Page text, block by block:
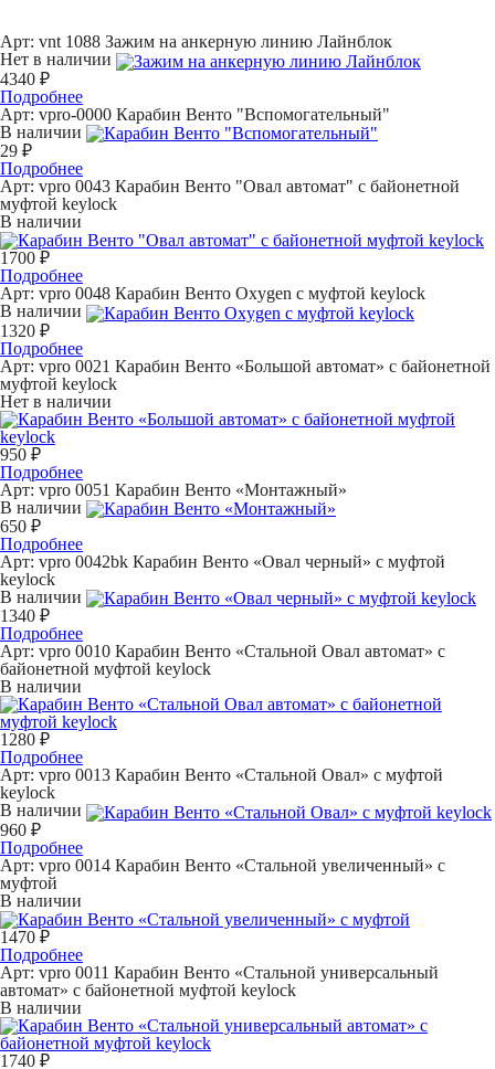
Арт: vnt 1088 Зажим на анкерную линию Лайнблок
Нет в наличии
4340 ₽
Подробнее
Арт: vpro-0000 Карабин Венто "Вспомогательный"
В наличии
29 ₽
Подробнее
Арт: vpro 0043 Карабин Венто "Овал автомат" с байонетной
муфтой keylock
В наличии
1700 ₽
Подробнее
Арт: vpro 0048 Карабин Венто Oxygen с муфтой keylock
В наличии
1320 ₽
Подробнее
Арт: vpro 0021 Карабин Венто «Большой автомат» с байонетной
муфтой keylock
Нет в наличии
950 ₽
Подробнее
Арт: vpro 0051 Карабин Венто «Монтажный»
В наличии
650 ₽
Подробнее
Арт: vpro 0042bk Карабин Венто «Овал черный» с муфтой
keylock
В наличии
1340 ₽
Подробнее
Арт: vpro 0010 Карабин Венто «Стальной Овал автомат» с
байонетной муфтой keylock
В наличии
1280 ₽
Подробнее
Арт: vpro 0013 Карабин Венто «Стальной Овал» с муфтой
keylock
В наличии
960 ₽
Подробнее
Арт: vpro 0014 Карабин Венто «Стальной увеличенный» с
муфтой
В наличии
1470 ₽
Подробнее
Арт: vpro 0011 Карабин Венто «Стальной универсальный
автомат» с байонетной муфтой keylock
В наличии
1740 ₽